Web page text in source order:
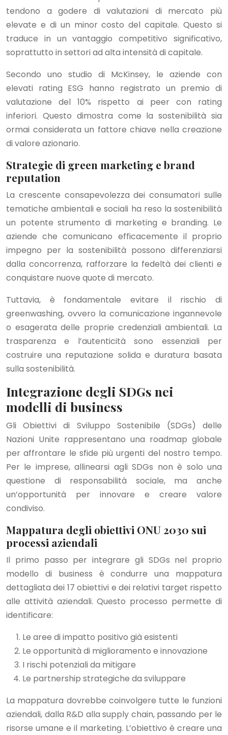
tendono a godere di valutazioni di mercato più
elevate e di un minor costo del capitale. Questo si
traduce in un vantaggio competitivo significativo,
soprattutto in settori ad alta intensità di capitale.
Secondo uno studio di McKinsey, le aziende con
elevati rating ESG hanno registrato un premio di
valutazione del 10% rispetto ai peer con rating
inferiori. Questo dimostra come la sostenibilità sia
ormai considerata un fattore chiave nella creazione
di valore azionario.
Strategie di green marketing e brand
reputation
La crescente consapevolezza dei consumatori sulle
tematiche ambientali e sociali ha reso la sostenibilità
un potente strumento di marketing e branding. Le
aziende che comunicano efficacemente il proprio
impegno per la sostenibilità possono differenziarsi
dalla concorrenza, rafforzare la fedeltà dei clienti e
conquistare nuove quote di mercato.
Tuttavia, è fondamentale evitare il rischio di
greenwashing, ovvero la comunicazione ingannevole
o esagerata delle proprie credenziali ambientali. La
trasparenza e l’autenticità sono essenziali per
costruire una reputazione solida e duratura basata
sulla sostenibilità.
Integrazione degli SDGs nei
modelli di business
Gli Obiettivi di Sviluppo Sostenibile (SDGs) delle
Nazioni Unite rappresentano una roadmap globale
per affrontare le sfide più urgenti del nostro tempo.
Per le imprese, allinearsi agli SDGs non è solo una
questione di responsabilità sociale, ma anche
un’opportunità per innovare e creare valore
condiviso.
Mappatura degli obiettivi ONU 2030 sui
processi aziendali
Il primo passo per integrare gli SDGs nel proprio
modello di business è condurre una mappatura
dettagliata dei 17 obiettivi e dei relativi target rispetto
alle attività aziendali. Questo processo permette di
identificare:
Le aree di impatto positivo già esistenti
Le opportunità di miglioramento e innovazione
I rischi potenziali da mitigare
Le partnership strategiche da sviluppare
La mappatura dovrebbe coinvolgere tutte le funzioni
aziendali, dalla R&D alla supply chain, passando per le
risorse umane e il marketing. L’obiettivo è creare una